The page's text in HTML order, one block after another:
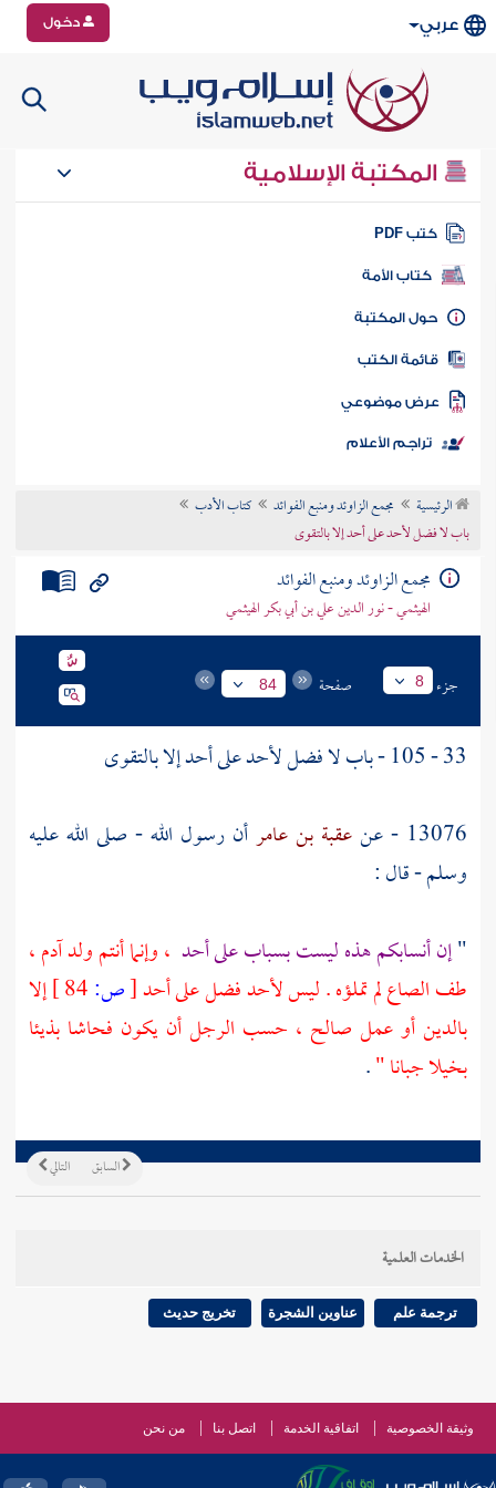
عربي دخول
المكتبة الإسلامية
كتب PDF
كتاب الأمة
المكتبة
الكتب
موضوعي
تراجم الأعلام
الرئيسية مجمع الزاوئد ومنبع الفوائد
كتاب الأدب
باب لا فضل لأحد على أحد إلا بالتقوى
مجمع الزاوئد ومنبع الفوائد
الهيثمي - نور الدين علي بن أبي بكر الهيثمي
جزء 8 صفحة 84
33 - 105 - باب لا فضل لأحد على أحد إلا بالتقوى
13076 - عن
عقبة بن عامرأن رسول الله - صلى الله عليه
وسلم - قال :
"إن أنسابكم هذه ليست بسباب على أحد ، وإنما أنتم ولدآدم،
طف الصاع لم تملؤه . ليس لأحد فضل على أحد[ص:
إلا
بالدين أو عمل صالح ، حسب الرجل أن يكون فحاشا بذيئا
بخيلا جبانا ".
التالي السابق
الخدمات العلمية
ترجمة علم عناوين الشجرة تخريج حديث
وثيقة الخصوصية اتفاقية الخدمة اتصل بنا من نحن